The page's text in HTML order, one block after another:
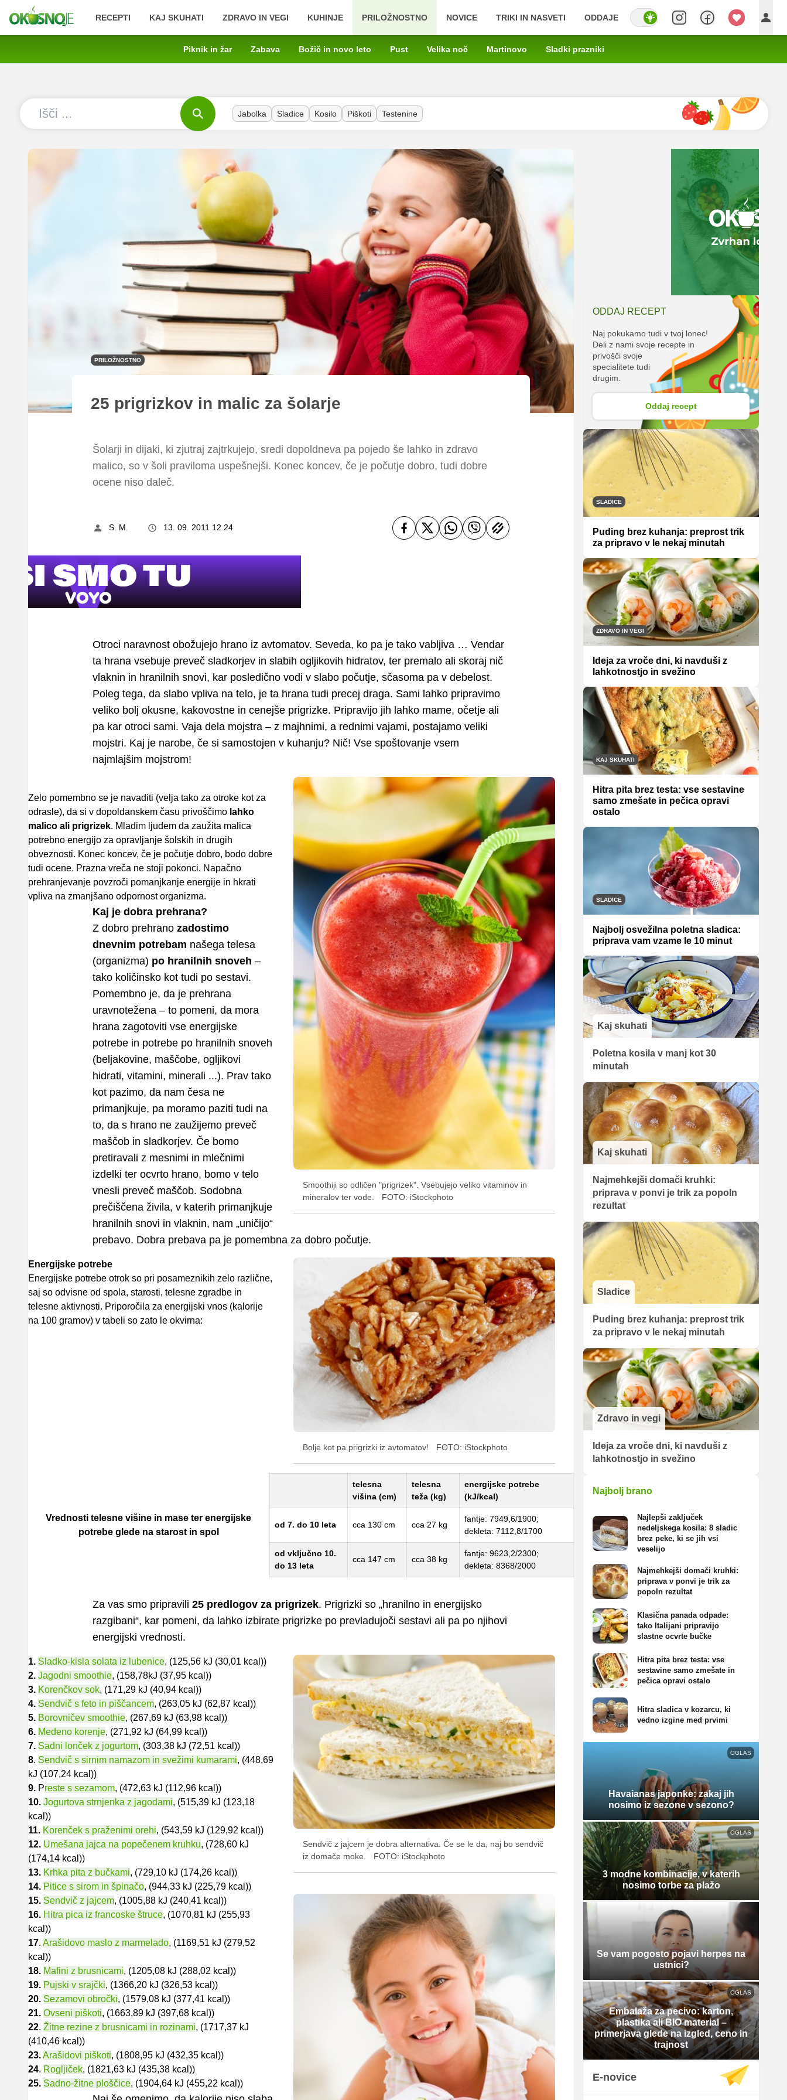
RECEPTI KAJ SKUHATI ZDRAVO IN VEGI KUHINJE PRILOŽNOSTNO NOVICE TRIKI IN NASVETI ODDAJE
Piknik in žar Zabava Božič in novo leto Pust Velika noč Martinovo Sladki prazniki
Jabolka Sladice Kosilo Piškoti Testenine
PRILOŽNOSTNO
25 prigrizkov in malic za šolarje
Šolarji in dijaki, ki zjutraj zajtrkujejo, sredi dopoldneva pa pojedo še lahko in zdravo
malico, so v šoli praviloma uspešnejši. Konec koncev, če je počutje dobro, tudi dobre
ocene niso daleč.
S. M. 13. 09. 2011 12.24
Otroci naravnost obožujejo hrano iz avtomatov. Seveda, ko pa je tako vabljiva … Vendar
ta hrana vsebuje preveč sladkorjev in slabih ogljikovih hidratov, ter premalo ali skoraj nič
vlaknin in hranilnih snovi, kar posledično vodi v slabo počutje, sčasoma pa v debelost.
Poleg tega, da slabo vpliva na telo, je ta hrana tudi precej draga. Sami lahko pripravimo
veliko bolj okusne, kakovostne in cenejše prigrizke. Pripravijo jih lahko mame, očetje ali
pa kar otroci sami. Vaja dela mojstra – z majhnimi, a rednimi vajami, postajamo veliki
mojstri. Kaj je narobe, če si samostojen v kuhanju? Nič! Vse spoštovanje vsem
najmlajšim mojstrom!
Smoothiji so odličen "prigrizek". Vsebujejo veliko vitaminov in
mineralov ter vode.
FOTO: iStockphoto
Zelo pomembno se je navaditi (velja tako za otroke kot za
odrasle), da si v dopoldanskem času privoščimo lahko
malico ali prigrizek. Mladim ljudem da zaužita malica
potrebno energijo za opravljanje šolskih in drugih
obveznosti. Konec koncev, če je počutje dobro, bodo dobre
tudi ocene. Prazna vreča ne stoji pokonci. Napačno
prehranjevanje povzroči pomanjkanje energije in hkrati
vpliva na zmanjšano odpornost organizma.
Kaj je dobra prehrana?
Z dobro prehrano zadostimo
dnevnim potrebam našega telesa
(organizma) po hranilnih snoveh –
tako količinsko kot tudi po sestavi.
Pomembno je, da je prehrana
uravnotežena – to pomeni, da mora
hrana zagotoviti vse energijske
potrebe in potrebe po hranilnih snoveh
(beljakovine, maščobe, ogljikovi
hidrati, vitamini, minerali ...). Prav tako
kot pazimo, da nam česa ne
primanjkuje, pa moramo paziti tudi na
to, da s hrano ne zaužijemo preveč
maščob in sladkorjev. Če bomo
pretiravali z mesnimi in mlečnimi
izdelki ter ocvrto hrano, bomo v telo
vnesli preveč maščob. Sodobna
prečiščena živila, v katerih primanjkuje
hranilnih snovi in vlaknin, nam „uničijo“
prebavo. Dobra prebava pa je pomembna za dobro počutje.
Bolje kot pa prigrizki iz avtomatov! FOTO: iStockphoto
Energijske potrebe
Energijske potrebe otrok so pri posameznikih zelo različne,
saj so odvisne od spola, starosti, telesne zgradbe in
telesne aktivnosti. Priporočila za energijski vnos (kalorije
na 100 gramov) v tabeli so zato le okvirna:
Vrednosti telesne višine in mase ter energijske
potrebe glede na starost in spol
telesna
višina (cm)
telesna
teža (kg)
energijske potrebe
(kJ/kcal)
od 7. do 10 leta cca 130 cm cca 27 kg
fantje: 7949,6/1900;
dekleta: 7112,8/1700
od vključno 10.
do 13 leta
cca 147 cm cca 38 kg
fantje: 9623,2/2300;
dekleta: 8368/2000
Za vas smo pripravili 25 predlogov za prigrizek. Prigrizki so „hranilno in energijsko
razgibani“, kar pomeni, da lahko izbirate prigrizke po prevladujoči sestavi ali pa po njihovi
energijski vrednosti.
Sendvič z jajcem je dobra alternativa. Če se le da, naj bo sendvič
iz domače moke.
FOTO: iStockphoto
1. Sladko-kisla solata iz lubenice, (125,56 kJ (30,01 kcal))
2. Jagodni smoothie, (158,78kJ (37,95 kcal))
3. Korenčkov sok, (171,29 kJ (40,94 kcal))
4. Sendvič s feto in piščancem, (263,05 kJ (62,87 kcal))
5. Borovničev smoothie, (267,69 kJ (63,98 kcal))
6. Medeno korenje, (271,92 kJ (64,99 kcal))
7. Sadni lonček z jogurtom, (303,38 kJ (72,51 kcal))
8. Sendvič s sirnim namazom in svežimi kumarami, (448,69
kJ (107,24 kcal))
9. Preste s sezamom, (472,63 kJ (112,96 kcal))
10. Jogurtova strnjenka z jagodami, (515,39 kJ (123,18
kcal))
11. Korenček s praženimi orehi, (543,59 kJ (129,92 kcal))
12. Umešana jajca na popečenem kruhku, (728,60 kJ
(174,14 kcal))
13. Krhka pita z bučkami, (729,10 kJ (174,26 kcal))
14. Pitice s sirom in špinačo, (944,33 kJ (225,79 kcal))
15. Sendvič z jajcem, (1005,88 kJ (240,41 kcal))
16. Hitra pica iz francoske štruce, (1070,81 kJ (255,93
kcal))
17. Arašidovo maslo z marmelado, (1169,51 kJ (279,52
kcal))
18. Mafini z brusnicami, (1205,08 kJ (288,02 kcal))
19. Pujski v srajčki, (1366,20 kJ (326,53 kcal))
20. Sezamovi obročki, (1579,08 kJ (377,41 kcal))
21. Ovseni piškoti, (1663,89 kJ (397,68 kcal))
22. Žitne rezine z brusnicami in rozinami, (1717,37 kJ
(410,46 kcal))
23.Arašidovi piškoti, (1808,95 kJ (432,35 kcal))
24. Rogljiček, (1821,63 kJ (435,38 kcal))
25. Sadno-žitne ploščice, (1904,64 kJ (455,22 kcal))
ODDAJ RECEPT
Naj pokukamo tudi v tvoj lonec!
Deli z nami svoje recepte in
privošči svoje
specialitete tudi
drugim.
Oddaj recept
SLADICE
Puding brez kuhanja: preprost trik
za pripravo v le nekaj minutah
ZDRAVO IN VEGI
Ideja za vroče dni, ki navduši z
lahkotnostjo in svežino
KAJ SKUHATI
Hitra pita brez testa: vse sestavine
samo zmešate in pečica opravi
ostalo
SLADICE
Najbolj osvežilna poletna sladica:
priprava vam vzame le 10 minut
Kaj skuhati
Poletna kosila v manj kot 30
minutah
Kaj skuhati
Najmehkejši domači kruhki:
priprava v ponvi je trik za popoln
rezultat
Sladice
Puding brez kuhanja: preprost trik
za pripravo v le nekaj minutah
Zdravo in vegi
Ideja za vroče dni, ki navduši z
lahkotnostjo in svežino
Najbolj brano
Najlepši zaključek
nedeljskega kosila: 8 sladic
brez peke, ki se jih vsi
veselijo
Najmehkejši domači kruhki:
priprava v ponvi je trik za
popoln rezultat
Klasična panada odpade:
tako Italijani pripravijo
slastne ocvrte bučke
Hitra pita brez testa: vse
sestavine samo zmešate in
pečica opravi ostalo
Hitra sladica v kozarcu, ki
vedno izgine med prvimi
OGLAS
Havaianas japonke: zakaj jih
nosimo iz sezone v sezono?
OGLAS
3 modne kombinacije, v katerih
nosimo torbe za plažo
Se vam pogosto pojavi herpes na
ustnici?
OGLAS
Embalaža za pecivo: karton,
plastika ali BIO material –
primerjava glede na izgled, ceno in
trajnost
E-novice